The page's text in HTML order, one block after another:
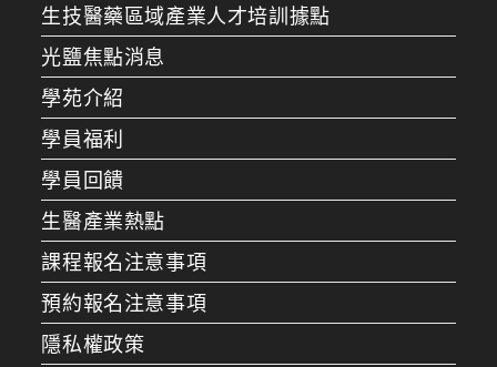
生技醫藥區域產業人才培訓據點
光鹽焦點消息
學苑介紹
學員福利
學員回饋
生醫產業熱點
課程報名注意事項
預約報名注意事項
隱私權政策